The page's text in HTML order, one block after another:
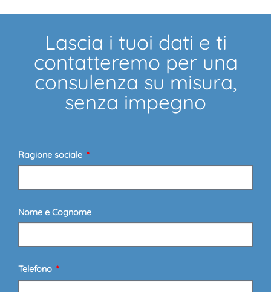
Lascia i tuoi dati e ti
contatteremo per una
consulenza su misura,
senza impegno
Ragione sociale
Nome e Cognome
Telefono